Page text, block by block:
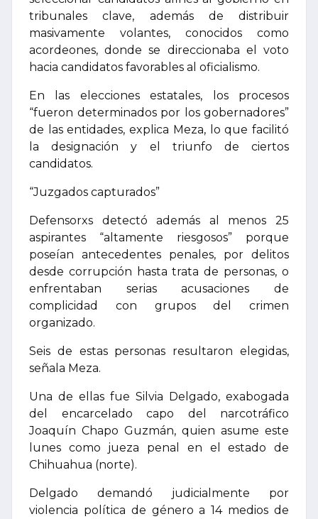
tribunales clave, además de distribuir
masivamente volantes, conocidos como
acordeones, donde se direccionaba el voto
hacia candidatos favorables al oficialismo.
En las elecciones estatales, los procesos
“fueron determinados por los gobernadores”
de las entidades, explica Meza, lo que facilitó
la designación y el triunfo de ciertos
candidatos.
“Juzgados capturados”
Defensorxs detectó además al menos 25
aspirantes “altamente riesgosos” porque
poseían antecedentes penales, por delitos
desde corrupción hasta trata de personas, o
enfrentaban serias acusaciones de
complicidad con grupos del crimen
organizado.
Seis de estas personas resultaron elegidas,
señala Meza.
Una de ellas fue Silvia Delgado, exabogada
del encarcelado capo del narcotráfico
Joaquín Chapo Guzmán, quien asume este
lunes como jueza penal en el estado de
Chihuahua (norte).
Delgado demandó judicialmente por
violencia política de género a 14 medios de